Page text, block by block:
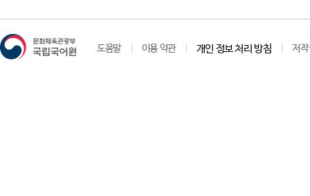
도움말 이용 약관 개인 정보 처리 방침 저